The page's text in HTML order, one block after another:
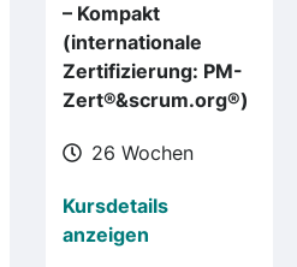
– Kompakt
(internationale
Zertifizierung: PM-
Zert®&scrum.org®)
26 Wochen
Kursdetails
anzeigen